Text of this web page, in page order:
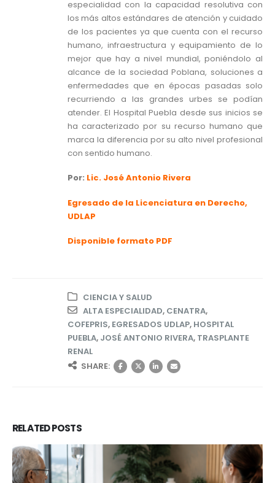
especialidad con la capacidad resolutiva con
los más altos estándares de atención y cuidado
de los pacientes ya que cuenta con el recurso
humano, infraestructura y equipamiento de lo
mejor que hay a nivel mundial, poniéndolo al
alcance de la sociedad Poblana, soluciones a
enfermedades que en épocas pasadas solo
recurriendo a las grandes urbes se podían
atender. El Hospital Puebla desde sus inicios se
ha caracterizado por su recurso humano que
marca la diferencia por su alto nivel profesional
con sentido humano.
Por: Lic. José Antonio Rivera
Egresado de la Licenciatura en Derecho,
UDLAP
Disponible formato PDF
CIENCIA Y SALUD
ALTA ESPECIALIDAD, CENATRA,
COFEPRIS, EGRESADOS UDLAP, HOSPITAL
PUEBLA, JOSÉ ANTONIO RIVERA, TRASPLANTE
RENAL
SHARE:
RELATEDPOSTS